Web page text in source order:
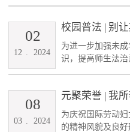
校园普法 | 别
为进一步加强未
识，提高师生法治
12 2024
02
元聚荣誉 | 我
为庆祝国际劳动
的精神风貌及良好
03 2024
08